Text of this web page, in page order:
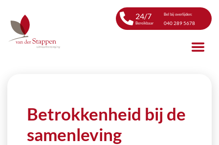
24/7
Bereikbaar
Bel bij overlijden:
040 289 5678
Betrokkenheid bij de
samenleving